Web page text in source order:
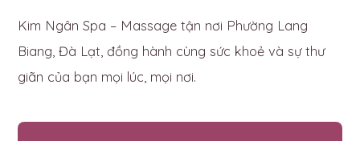
Kim Ngân Spa – Massage tận nơi Phường Lang
Biang, Đà Lạt, đồng hành cùng sức khoẻ và sự thư
giãn của bạn mọi lúc, mọi nơi.